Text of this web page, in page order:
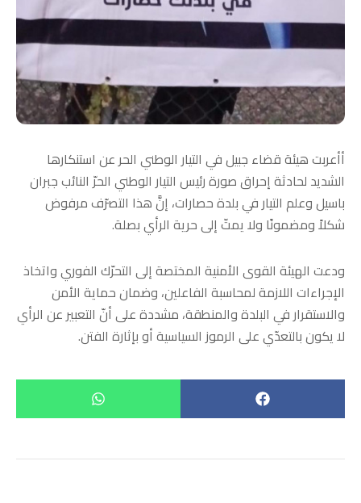
أأعربت هيئة قضاء جبيل في التيار الوطني الحر عن استنكارها
الشديد لحادثة إحراق صورة رئيس التيار الوطني الحرّ النائب جبران
باسيل وعلم التيار في بلدة حصارات، إنَّ هذا التصرّف مرفوض
شكلاً ومضمونًا ولا يمتّ إلى حرية الرأي بصلة.
ودعت الهيئة القوى الأمنية المختصة إلى التحرّك الفوري واتخاذ
الإجراءات اللازمة لمحاسبة الفاعلين، وضمان حماية الأمن
والاستقرار في البلدة والمنطقة، مشددة على أنّ التعبير عن الرأي
لا يكون بالتعدّي على الرموز السياسية أو بإثارة الفتن.